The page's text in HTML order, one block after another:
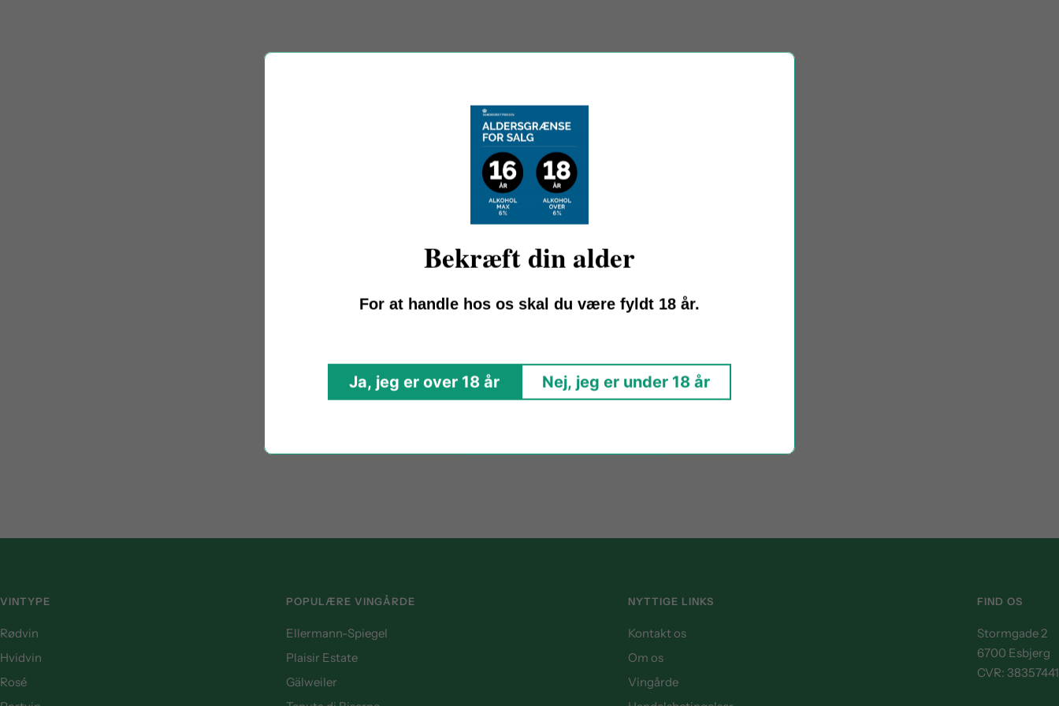
EMPTY COLLECTION
This collection does not contain any products.
SHOP NOW
VINTYPE
Rødvin
Hvidvin
Rosé
POPULÆRE VINGÅRDE
Ellermann-Spiegel
Plaisir Estate
Gälweiler
NYTTIGE LINKS
Kontakt os
Om os
Vingårde
FIND OS
Stormgade 2
6700 Esbjerg
CVR: 38357441
Bekræft din alder
For at handle hos os skal du være fyldt 18 år.
Ja, jeg er over 18 år Nej, jeg er under 18 år